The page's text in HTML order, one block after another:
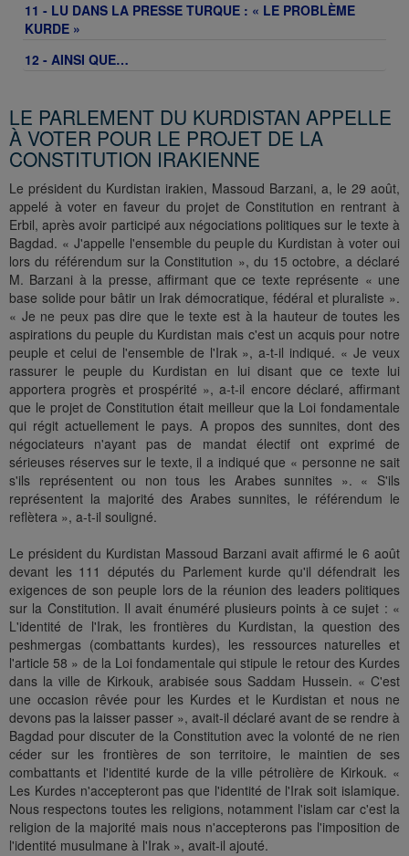
11 - LU DANS LA PRESSE TURQUE : « LE PROBLÈME
KURDE »
12 - AINSI QUE…
LE PARLEMENT DU KURDISTAN APPELLE
À VOTER POUR LE PROJET DE LA
CONSTITUTION IRAKIENNE
Le président du Kurdistan irakien, Massoud Barzani, a, le 29 août,
appelé à voter en faveur du projet de Constitution en rentrant à
Erbil, après avoir participé aux négociations politiques sur le texte à
Bagdad. « J'appelle l'ensemble du peuple du Kurdistan à voter oui
lors du référendum sur la Constitution », du 15 octobre, a déclaré
M. Barzani à la presse, affirmant que ce texte représente « une
base solide pour bâtir un Irak démocratique, fédéral et pluraliste ».
« Je ne peux pas dire que le texte est à la hauteur de toutes les
aspirations du peuple du Kurdistan mais c'est un acquis pour notre
peuple et celui de l'ensemble de l'Irak », a-t-il indiqué. « Je veux
rassurer le peuple du Kurdistan en lui disant que ce texte lui
apportera progrès et prospérité », a-t-il encore déclaré, affirmant
que le projet de Constitution était meilleur que la Loi fondamentale
qui régit actuellement le pays. A propos des sunnites, dont des
négociateurs n'ayant pas de mandat électif ont exprimé de
sérieuses réserves sur le texte, il a indiqué que « personne ne sait
s'ils représentent ou non tous les Arabes sunnites ». « S'ils
représentent la majorité des Arabes sunnites, le référendum le
reflètera », a-t-il souligné.
Le président du Kurdistan Massoud Barzani avait affirmé le 6 août
devant les 111 députés du Parlement kurde qu'il défendrait les
exigences de son peuple lors de la réunion des leaders politiques
sur la Constitution. Il avait énuméré plusieurs points à ce sujet : «
L'identité de l'Irak, les frontières du Kurdistan, la question des
peshmergas (combattants kurdes), les ressources naturelles et
l'article 58 » de la Loi fondamentale qui stipule le retour des Kurdes
dans la ville de Kirkouk, arabisée sous Saddam Hussein. « C'est
une occasion rêvée pour les Kurdes et le Kurdistan et nous ne
devons pas la laisser passer », avait-il déclaré avant de se rendre à
Bagdad pour discuter de la Constitution avec la volonté de ne rien
céder sur les frontières de son territoire, le maintien de ses
combattants et l'identité kurde de la ville pétrolière de Kirkouk. «
Les Kurdes n'accepteront pas que l'identité de l'Irak soit islamique.
Nous respectons toutes les religions, notamment l'islam car c'est la
religion de la majorité mais nous n'accepterons pas l'imposition de
l'identité musulmane à l'Irak », avait-il ajouté.